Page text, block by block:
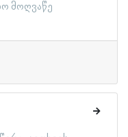
მოღვაწე